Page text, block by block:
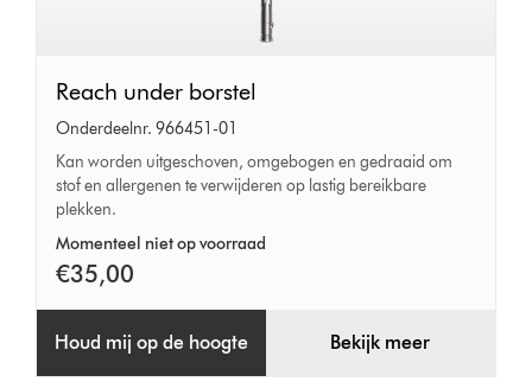
Reach
under
borstel
Reach under borstel
Onderdeelnr. 966451-01
Kan worden uitgeschoven, omgebogen en gedraaid om
stof en allergenen te verwijderen op lastig bereikbare
plekken.
Momenteel niet op voorraad
€35,00
Houd mij op de hoogte Bekijk meer